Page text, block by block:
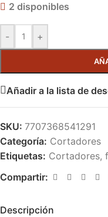
2 disponibles
- +
Añadir a la lista de
SKU: 7707368541291
Categoría: Cortadores
Etiquetas: Cortadores,
Compartir:
Descripción